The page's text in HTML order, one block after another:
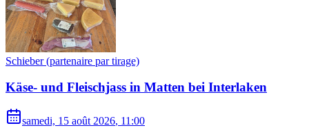
Schieber (partenaire par tirage)
Käse- und Fleischjass in Matten bei Interlaken
samedi, 15 août 2026, 11:00